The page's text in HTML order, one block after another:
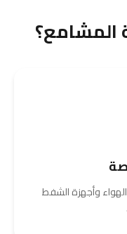
المشامع؟
وأجهزة الشفط